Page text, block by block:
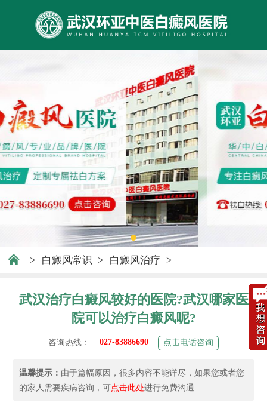
> 白癜风常识 > 白癜风治疗 >
武汉治疗白癜风较好的医院?武汉哪家医
院可以治疗白癜风呢?
咨询热线： 027-83886690 点击电话咨询
温馨提示： 由于篇幅原因，很多内容不能详尽，如果您或者您
的家人需要疾病咨询，可点击此处进行免费沟通